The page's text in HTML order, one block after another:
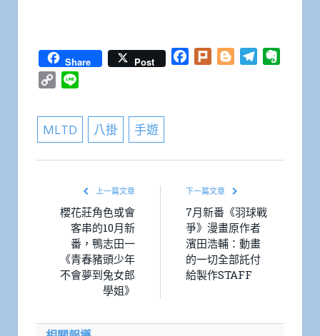
Share Post Facebook
Plurk BloggerTelegram
Copy
MLTD 八掛 手遊
上一篇文章
櫻花莊角色或會
客串的10月新
番，鴨志田一
《青春豬頭少年
不會夢到兔女郎
學姐》
下一篇文章
7月新番《羽球戰
爭》漫畫原作者
濱田浩輔：動畫
的一切全部託付
給製作STAFF